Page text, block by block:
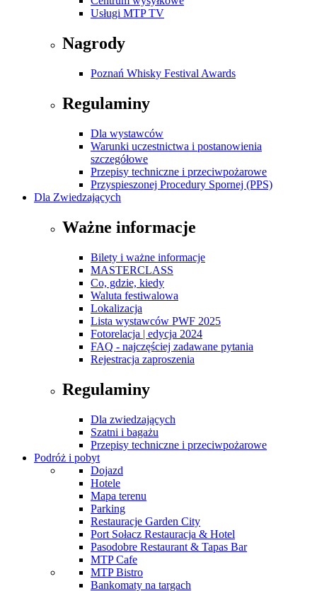
Usługi MTP TV
Nagrody
Poznań Whisky Festival Awards
Regulaminy
Dla wystawców
Warunki uczestnictwa i postanowienia
szczegółowe
Przepisy techniczne i przeciwpożarowe
Przyspieszonej Procedury Spornej (PPS)
Dla Zwiedzających
Ważne informacje
Bilety i ważne informacje
MASTERCLASS
Co, gdzie, kiedy
Waluta festiwalowa
Lokalizacja
Lista wystawców PWF 2025
Fotorelacja | edycja 2024
FAQ - najczęściej zadawane pytania
Rejestracja zaproszenia
Regulaminy
Dla zwiedzających
Szatni i bagażu
Przepisy techniczne i przeciwpożarowe
Podróż i pobyt
Dojazd
Hotele
Mapa terenu
Parking
Restauracje Garden City
Port Sołacz Restauracja & Hotel
Pasodobre Restaurant & Tapas Bar
MTP Cafe
MTP Bistro
Bankomaty na targach